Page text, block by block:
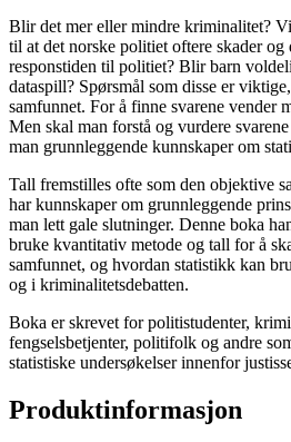
Blir det mer eller mindre kriminalitet?
til at det norske politiet oftere skader
responstiden til politiet? Blir barn
dataspill? Spørsmål som disse er
samfunnet. For å finne svarene vender
Men skal man forstå og vurdere
man grunnleggende kunnskaper om
Tall fremstilles ofte som den objektive
har kunnskaper om grunnleggende
man lett gale slutninger. Denne boka
bruke kvantitativ metode og tall for å
samfunnet, og hvordan statistikk kan
og i kriminalitetsdebatten.
Boka er skrevet for politistudenter,
fengselsbetjenter, politifolk og andre
statistiske undersøkelser innenfor
Produktinformasjon